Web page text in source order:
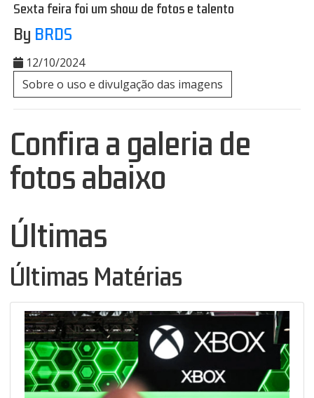
Sexta feira foi um show de fotos e talento
By BRDS
12/10/2024
Sobre o uso e divulgação das imagens
Confira a galeria de
fotos abaixo
Últimas
Últimas Matérias